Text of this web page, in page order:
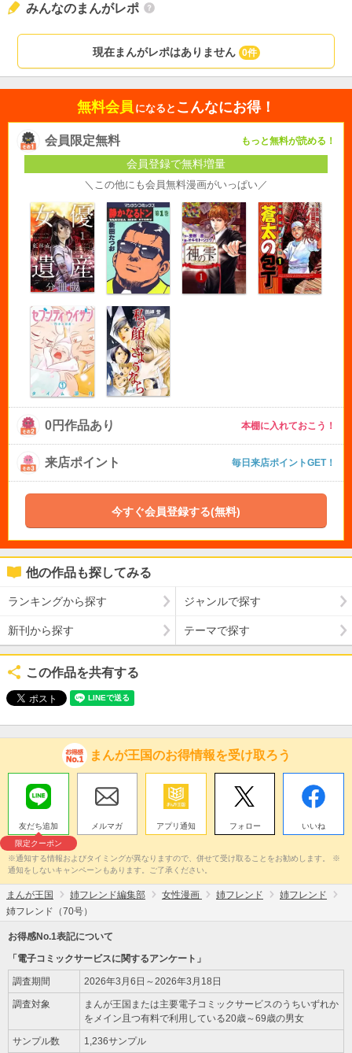
みんなのまんがレポ
現在まんがレポはありません 0件
無料会員 になると こんなにお得！
会員限定無料 もっと無料が読める！
会員登録で無料増量
＼この他にも会員無料漫画がいっぱい／
0円作品あり 本棚に入れておこう！
来店ポイント 毎日来店ポイントGET！
今すぐ会員登録する(無料)
他の作品も探してみる
ランキングから探す ジャンルで探す
新刊から探す テーマで探す
この作品を共有する
まんが王国のお得情報を受け取ろう
友だち追加
限定クーポン
メルマガ アプリ通知 フォロー いいね
※通知する情報およびタイミングが異なりますので、併せて受け取ることをお勧めします。 ※
通知をしないキャンペーンもあります。ご了承ください。
まんが王国 姉フレンド編集部 女性漫画 姉フレンド
姉フレンド
姉フレンド（70号）
お得感No.1表記について
「電子コミックサービスに関するアンケート」
調査期間 2026年3月6日～2026年3月18日
調査対象
まんが王国または主要電子コミックサービスのうちいずれか
をメイン且つ有料で利用している20歳～69歳の男女
サンプル数 1,236サンプル